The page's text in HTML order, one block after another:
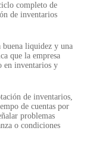
completo de
de inventarios
buena liquidez y una
que la empresa
en inventarios y
de inventarios,
de cuentas por
problemas
o condiciones